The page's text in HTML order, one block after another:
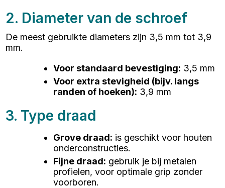
2. Diameter van de schroef
De meest gebruikte diameters zijn 3,5 mm tot 3,9
mm.
Voor standaard bevestiging: 3,5 mm
Voor extra stevigheid (bijv. langs
randen of hoeken): 3,9 mm
3. Type draad
Grove draad: is geschikt voor houten
onderconstructies.
Fijne draad: gebruik je bij metalen
profielen, voor optimale grip zonder
voorboren.